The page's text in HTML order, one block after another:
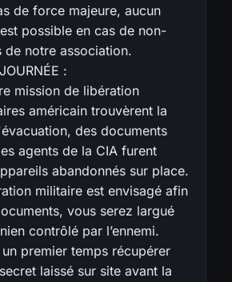
de force majeure, aucun
possible en cas de non-
de notre association.
:
mission de libération
américain trouvèrent la
des documents
agents de la CIA furent
abandonnés sur place.
militaire est envisagé afin
vous serez largué
contrôlé par l’ennemi.
premier temps récupérer
laissé sur site avant la